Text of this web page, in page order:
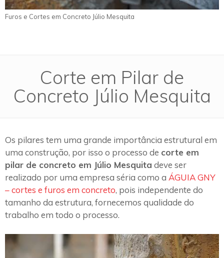
Furos e Cortes em Concreto Júlio Mesquita
Corte em Pilar de
Concreto Júlio Mesquita
Os pilares tem uma grande importância estrutural em
uma construção, por isso o processo de corte em
pilar de concreto em Júlio Mesquita deve ser
realizado por uma empresa séria como a ÁGUIA GNY
– cortes e furos em concreto, pois independente do
tamanho da estrutura, fornecemos qualidade do
trabalho em todo o processo.